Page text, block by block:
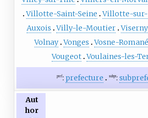
Villotte-Saint-Seine
Villotte-sur-
Auxois Villy-le-Moutier Viserny
Volnay Vonges Vosne-
Vougeot Voulaines-les-
pref: prefecture subpr:
Aut
hor